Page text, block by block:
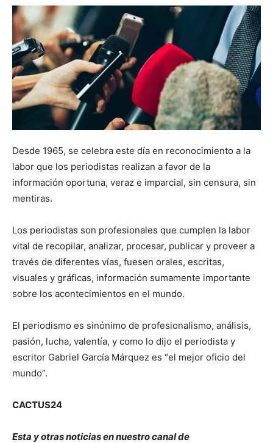
Desde 1965, se celebra este día en reconocimiento a la
labor que los periodistas realizan a favor de la
información oportuna, veraz e imparcial, sin censura, sin
mentiras.
Los periodistas son profesionales que cumplen la labor
vital de recopilar, analizar, procesar, publicar y proveer a
través de diferentes vías, fuesen orales, escritas,
visuales y gráficas, información sumamente importante
sobre los acontecimientos en el mundo.
El periodismo es sinónimo de profesionalismo, análisis,
pasión, lucha, valentía, y como lo dijo el periodista y
escritor Gabriel García Márquez es “el mejor oficio del
mundo”.
CACTUS24
Esta y otras noticias en nuestro canal de